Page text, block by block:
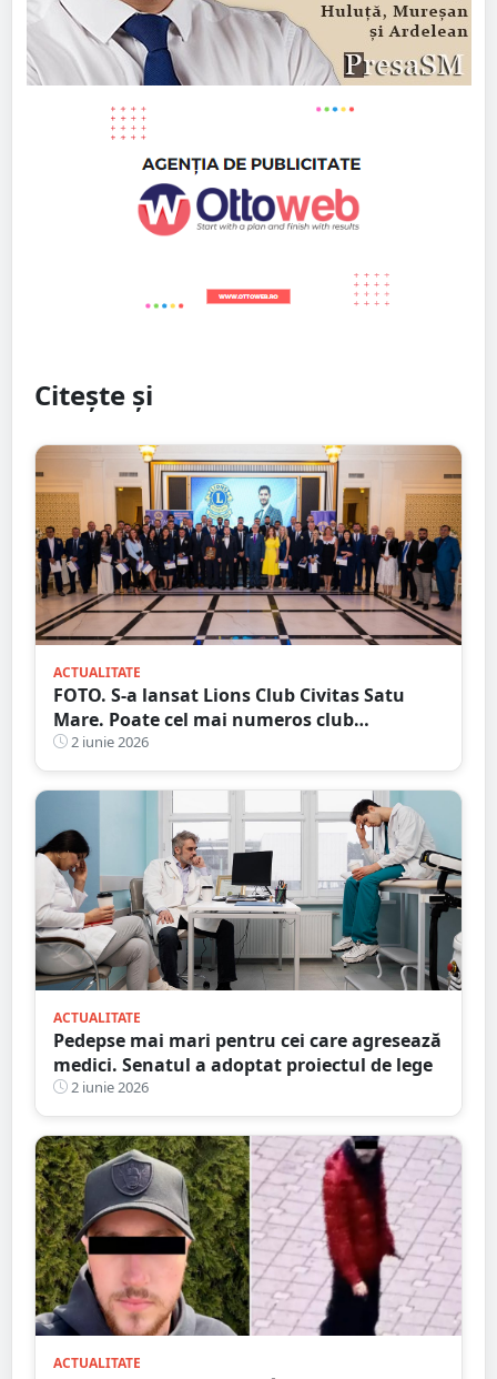
Citește și
ACTUALITATE
FOTO. S-a lansat Lions Club Civitas Satu
Mare. Poate cel mai numeros club
filantropic
2 iunie 2026
ACTUALITATE
Pedepse mai mari pentru cei care agresează
medici. Senatul a adoptat proiectul de lege
2 iunie 2026
ACTUALITATE